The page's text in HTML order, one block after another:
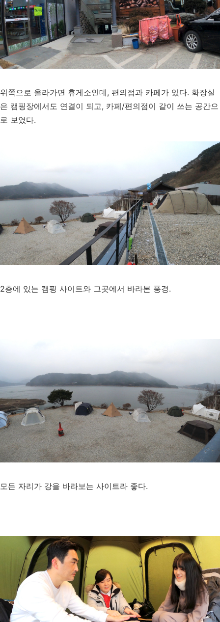
위쪽으로 올라가면 휴게소인데, 편의점과 카페가 있다. 화장실
은 캠핑장에서도 연결이 되고, 카페/편의점이 같이 쓰는 공간으
로 보였다.
2층에 있는 캠핑 사이트와 그곳에서 바라본 풍경.
모든 자리가 강을 바라보는 사이트라 좋다.